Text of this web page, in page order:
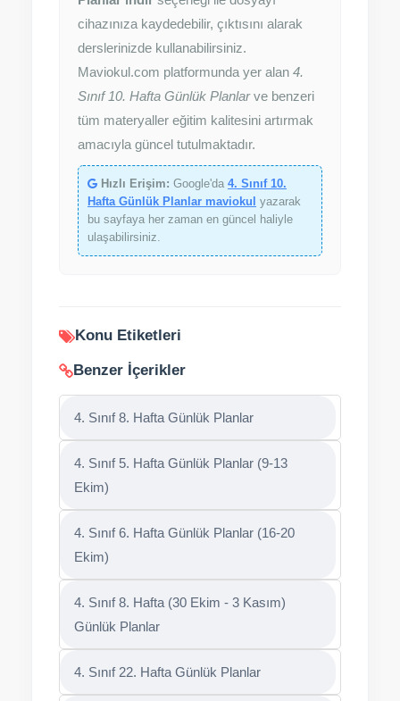
Planlar indir seçeneği ile dosyayı
cihazınıza kaydedebilir, çıktısını alarak
derslerinizde kullanabilirsiniz.
Maviokul.com platformunda yer alan 4.
Sınıf 10. Hafta Günlük Planlar ve benzeri
tüm materyaller eğitim kalitesini artırmak
amacıyla güncel tutulmaktadır.
Hızlı Erişim: Google'da 4. Sınıf 10.
Hafta Günlük Planlar maviokul yazarak
bu sayfaya her zaman en güncel haliyle
ulaşabilirsiniz.
Konu Etiketleri
Benzer İçerikler
4. Sınıf 8. Hafta Günlük Planlar
4. Sınıf 5. Hafta Günlük Planlar (9-13
Ekim)
4. Sınıf 6. Hafta Günlük Planlar (16-20
Ekim)
4. Sınıf 8. Hafta (30 Ekim - 3 Kasım)
Günlük Planlar
4. Sınıf 22. Hafta Günlük Planlar